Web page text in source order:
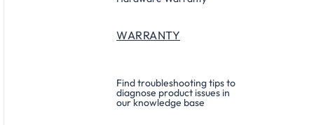
WARRANTY
Find troubleshooting tips to
diagnose product issues in
our knowledge base